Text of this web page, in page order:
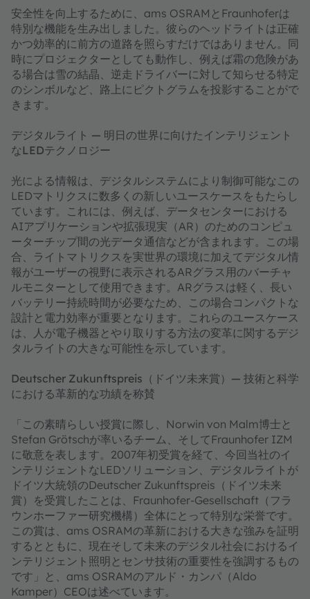
安全性を向上するために、ams OSRAMとFraunhoferは
特別な機能を生み出しました。彼らのヘッドライトは正確
かつ効率的に前方の道路を照らすだけではありません。同
時にプロジェクターとしても動作し、例えば霜の危険があ
る場合は雪の結晶、逆走ドライバーに対して知らせる特定
のシンボルなど、路上にピクトグラムを投影することがで
きます。
デジタルライト — 明日の世界に向けたインテリジェント
なLEDテクノロジー
光による情報は、デジタルシステムにより制御可能なこの
LEDマトリクスに数多くの新しいユースケースをもたらし
ています。これには、例えば、データセンターにおける
AIアプリケーションや拡張現実（AR）のためのコンピュ
ーターチップ間の光データ通信などが含まれます。この場
合、ライトマトリクスを実世界の環境に加えてデジタル情
報がユーザーの視野に表示されるARグラス用のバーチャ
ルモニターとして使用できます。ARグラスは軽く、長い
バッテリー持続時間が必要なため、この場合コンパクトな
設計と電力効率が重要となります。これらのユースケース
は、人が電子機器とやり取りする方法の変革に関するデジ
タルライトの大きな可能性を示しています。
Deutscher Zukunftspreis（ドイツ未来賞）— 技術と科学
における革新的な功績を称賛
「この素晴らしい授賞に際し、Norwin von Malm博士と
Stefan Grötschが率いるチーム、そしてFraunhofer IZM
に敬意を表します。2007年初受賞を経て、今回当社のイ
ンテリジェントなLEDソリューション、デジタルライトが
ドイツ大統領のDeutscher Zukunftspreis（ドイツ未来
賞）を受賞したことは、Fraunhofer-Gesellschaft（フラ
ウンホーファー研究機構）全体にとって特別な栄誉です。
この賞は、ams OSRAMの革新における大きな強みを証明
するとともに、現在そして未来のデジタル社会におけるイ
ンテリジェント照明とセンサ技術の重要性を強調するもの
です」と、ams OSRAMのアルド・カンパ（Aldo
Kamper）CEOは述べています。